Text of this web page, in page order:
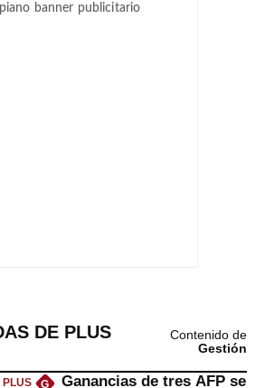
DE PLUS
Contenido de
Gestión
PLUS G Ganancias de tres AFP se